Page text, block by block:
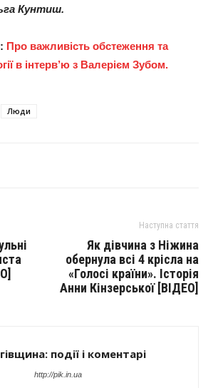
Кунтиш.
Про важливість обстеження та
в інтерв’ю з Валерієм Зубом.
Люди
Наступна стаття
Як дівчина з Ніжина
обернула всі 4 крісла на
«Голосі країни». Історія
Анни Кінзерської [ВІДЕО]
події і коментарі
http://pik.in.ua